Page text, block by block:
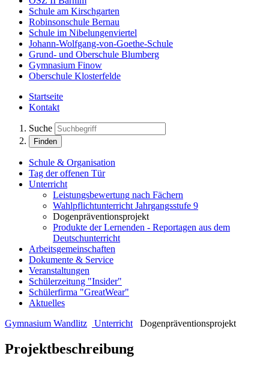
Schule am Kirschgarten
Robinsonschule Bernau
Schule im Nibelungenviertel
Johann-Wolfgang-von-Goethe-Schule
Grund- und Oberschule Blumberg
Gymnasium Finow
Oberschule Klosterfelde
Startseite
Kontakt
Suche
Finden
Schule & Organisation
Tag der offenen Tür
Unterricht
Leistungsbewertung nach Fächern
Wahlpflichtunterricht Jahrgangsstufe 9
Dogenpräventionsprojekt
Produkte der Lernenden - Reportagen aus dem
Deutschunterricht
Arbeitsgemeinschaften
Dokumente & Service
Veranstaltungen
Schülerzeitung "Insider"
Schülerfirma "GreatWear"
Aktuelles
Gymnasium Wandlitz
Unterricht Dogenpräventionsprojekt
Projektbeschreibung